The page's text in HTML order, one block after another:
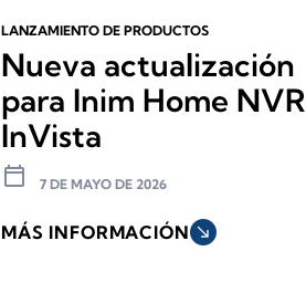
LANZAMIENTO DE PRODUCTOS
Nueva actualización
para Inim Home NVR
InVista
calendar_today 7 DE MAYO DE 2026
MÁS INFORMACIÓN south_east